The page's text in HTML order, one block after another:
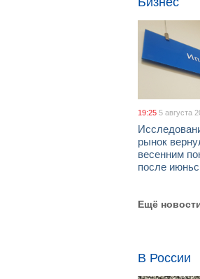
19:25 5 августа
рынок
весенним
после
Ещё
В России